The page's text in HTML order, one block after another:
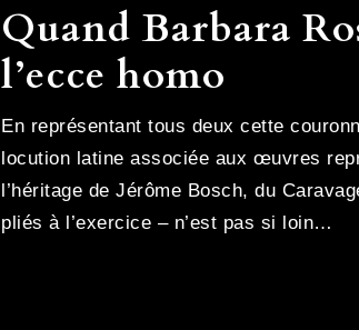
Quand Barbara
l’ecce homo
En représentant tous deux cette
locution latine associée aux œuvres
l’héritage de Jérôme Bosch, du
pliés à l’exercice – n’est pas si loin…